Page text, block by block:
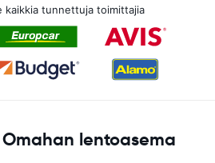
kaikkia tunnettuja toimittajia
lentoasema